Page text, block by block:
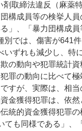
取締法違反（麻薬
構成員等の検挙人
」、「暴力団構成
では、傷害が641
ずれも減少し、
の動向や犯罪統計
罪の動向に比べて
すが、実際は、相
金獲得犯罪は、依
統的資金獲得犯罪
も同様である」、